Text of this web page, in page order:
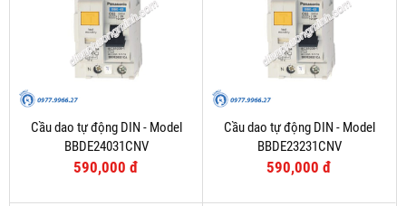
Cầu dao tự động DIN - Model
BBDE24031CNV
590,000 đ
Cầu dao tự động DIN - Model
BBDE23231CNV
590,000 đ